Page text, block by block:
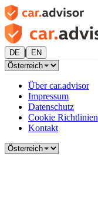
DE | EN
Über car.advisor
Impressum
Datenschutz
Cookie Richtlinien
Kontakt